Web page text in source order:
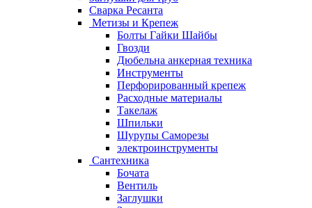
Сварка Ресанта
Метизы и Крепеж
Болты Гайки Шайбы
Гвозди
Дюбельна анкерная техника
Инструменты
Перфорированный крепеж
Расходные материалы
Такелаж
Шпильки
Шурупы Саморезы
электроинструменты
Сантехника
Бочата
Вентиль
Заглушки